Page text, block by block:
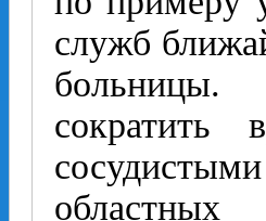
служб
больницы.
сократить